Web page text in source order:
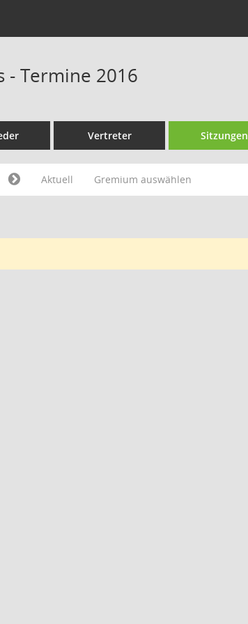
- Termine 2016
Vertreter Sitzungen
Aktuell Gremium auswählen